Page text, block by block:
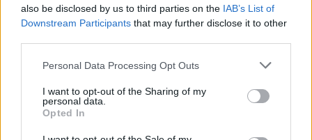
also be disclosed by us to third parties on the IAB’s List of
Downstream Participants that may further disclose it to other
Please note that this website/app uses one or more Google
not limited to your visit or usage behaviour. You may click to
grant or deny consent to Google and its third-party tags to
use your data for below specified purposes in below Google
consent section.
Personal Data Processing Opt Outs
I want to opt-out of the Sharing of my
personal data.
Opted In